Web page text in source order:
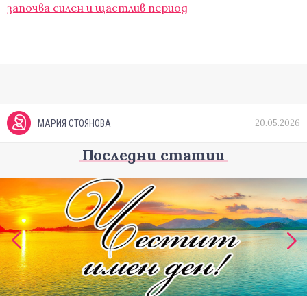
започва силен и щастлив период
МАРИЯ СТОЯНОВА 20.05.2026
Последни статии